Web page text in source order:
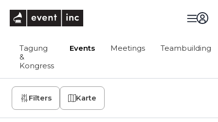
Tagung
&
Kongress
Events Meetings Teambuilding
Filters Karte